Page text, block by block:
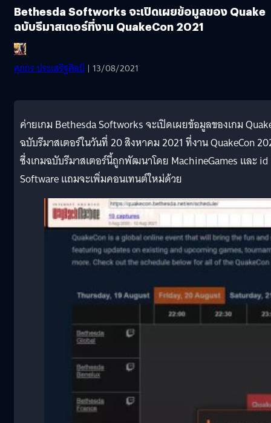
Bethesda Softworks จะเปิดเผยข้อมูลของ Quake
ฉบับรีมาสเตอร์ที่งาน QuakeCon 2021
ศุภกร ประเสริฐศิลป์ | 13/08/2021
ค่ายเกม Bethesda Softworks จะเปิดเผยข้อมูลของเกม
ฉบับรีมาสเตอร์ในวันที่ 20 สิงหาคม 2021 ที่งาน QuakeCon
ซึ่งเกมฉบับรีมาสเตอร์นี้ถูกพัฒนาโดย MachineGames และ id
Software แถมจะเพิ่มคอนเทนต์ใหม่ด้วย